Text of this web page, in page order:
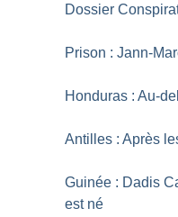
Dossier
Prison : Jann-
Honduras : Au-
Antilles : Après
Guinée : Dadis
est né